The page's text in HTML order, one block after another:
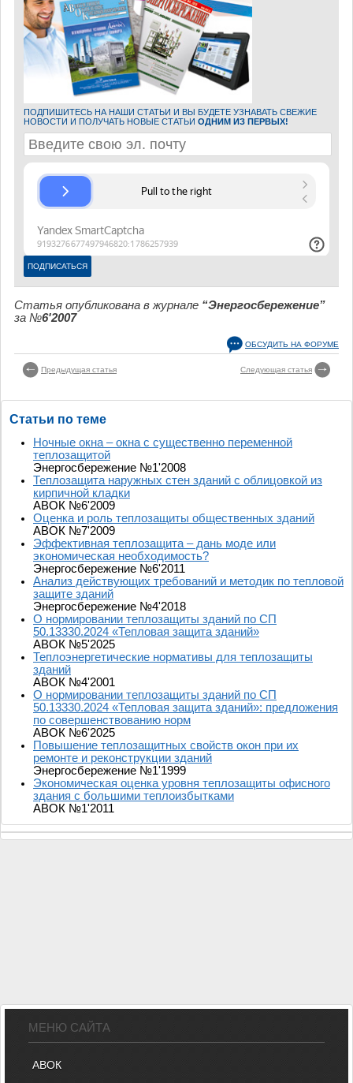
ПОДПИШИТЕСЬ НА НАШИ СТАТЬИ И ВЫ БУДЕТЕ УЗНАВАТЬ СВЕЖИЕ
НОВОСТИ И ПОЛУЧАТЬ НОВЫЕ СТАТЬИ ОДНИМ ИЗ ПЕРВЫХ!
Статья опубликована в журнале “Энергосбережение”
за №6'2007
ОБСУДИТЬ НА ФОРУМЕ
Предыдущая статья Следующая статья
Статьи по теме
Ночные окна – окна с существенно переменной
теплозащитой
Энергосбережение №1'2008
Теплозащита наружных стен зданий с облицовкой из
кирпичной кладки
АВОК №6'2009
Оценка и роль теплозащиты общественных зданий
АВОК №7'2009
Эффективная теплозащита – дань моде или
экономическая необходимость?
Энергосбережение №6'2011
Анализ действующих требований и методик по тепловой
защите зданий
Энергосбережение №4'2018
О нормировании теплозащиты зданий по СП
50.13330.2024 «Тепловая защита зданий»
АВОК №5'2025
Теплоэнергетические нормативы для теплозащиты
зданий
АВОК №4'2001
О нормировании теплозащиты зданий по СП
50.13330.2024 «Тепловая защита зданий»: предложения
по совершенствованию норм
АВОК №6'2025
Повышение теплозащитных свойств окон при их
ремонте и реконструкции зданий
Энергосбережение №1'1999
Экономическая оценка уровня теплозащиты офисного
здания с большими теплоизбытками
АВОК №1'2011
МЕНЮ САЙТА
АВОК